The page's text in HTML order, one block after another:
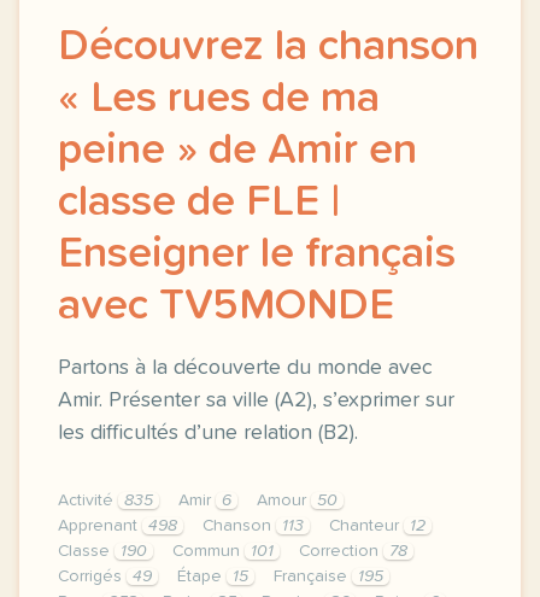
Découvrez la chanson
« Les rues de ma
peine » de Amir en
classe de FLE |
Enseigner le français
avec TV5MONDE
Partons à la découverte du monde avec
Amir. Présenter sa ville (A2), s’exprimer sur
les difficultés d’une relation (B2).
Activité 835 Amir 6 Amour
50
Apprenant
498 Chanson 113 Chanteur
12
Classe
190 Commun 101 Correction
78
Corrigés
49 Étape 15 Française
195